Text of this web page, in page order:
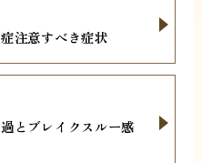
注意すべき症状
とブレイクスルー感